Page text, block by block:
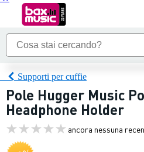
Supporti per cuffie
Pole Hugger Music
Headphone Holder
ancora nessuna